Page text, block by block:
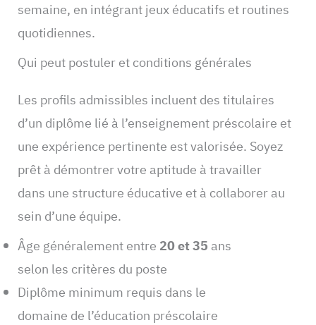
semaine, en intégrant jeux éducatifs et routines
quotidiennes.
Qui peut postuler et conditions générales
Les profils admissibles incluent des titulaires
d’un diplôme lié à l’enseignement préscolaire et
une expérience pertinente est valorisée. Soyez
prêt à démontrer votre aptitude à travailler
dans une structure éducative et à collaborer au
sein d’une équipe.
Âge généralement entre 20 et 35 ans
selon les critères du poste
Diplôme minimum requis dans le
domaine de l’éducation préscolaire